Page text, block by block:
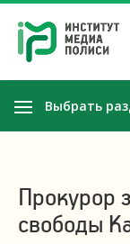
Выбрать
Прокурор
свободы